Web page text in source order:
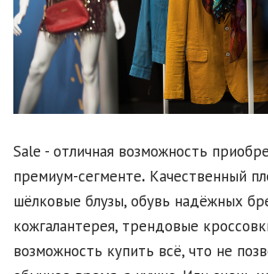
Sale - отличная возможность
премиум-сегменте. Качественный
шёлковые блузы, обувь надёжных
кожгалантерея, трендовые
возможность купить всё, что не